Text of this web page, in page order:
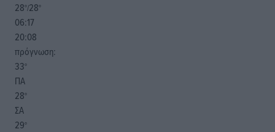
28°/28°
06:17
20:08
πρόγνωση:
33°
ΠΑ
28°
ΣΑ
29°